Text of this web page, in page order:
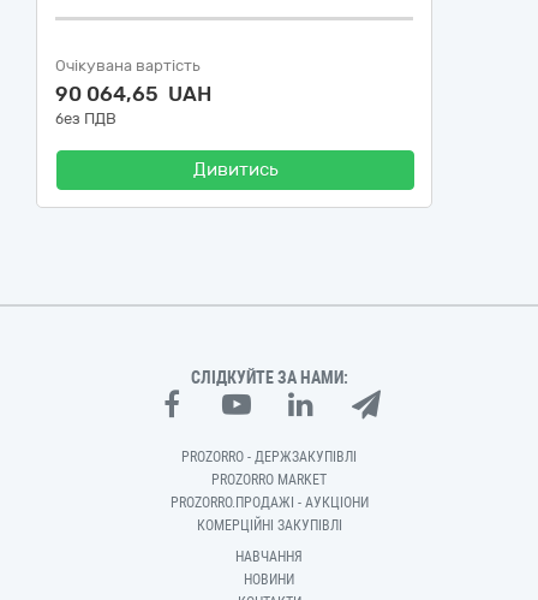
Очікувана вартість
90 064,65 UAH
без ПДВ
Дивитись
СЛІДКУЙТЕ ЗА НАМИ:
PROZORRO - ДЕРЖЗАКУПІВЛІ
PROZORRO MARKET
PROZORRO.ПРОДАЖІ - АУКЦІОНИ
КОМЕРЦІЙНІ ЗАКУПІВЛІ
НАВЧАННЯ
НОВИНИ